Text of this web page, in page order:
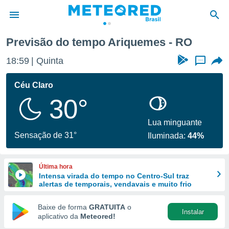
da
fornecidas
a este
das
e
forma
digital
Previsão do tempo Ariquemes - RO
18:59 Quinta ...
Céu Claro
30°
Sensação de 31°
Lua minguante
Iluminada:44%
Última hora
Intensa virada do tempo no Centro-Sul traz
alertas de temporais, vendavais e muito frio
Baixe de forma GRATUITA o
aplicativo da Meteored!
Instalar